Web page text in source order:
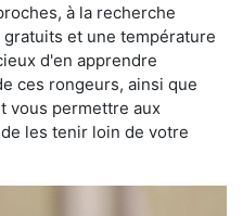
à la recherche
et une température
d'en apprendre
ces rongeurs, ainsi que
vous permettre aux
les tenir loin de votre